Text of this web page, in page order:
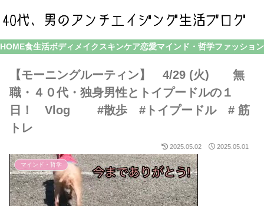
HOME食生活ボディメイク スキンケア恋愛マインド・哲学ファッション
【モーニングルーティン】 4/29 (火) 無
職・４０代・独身男性とトイプードルの１
日！ Vlog #散歩 #トイプードル # 筋
トレ
2025.05.02 2025.05.01
マインド・哲学